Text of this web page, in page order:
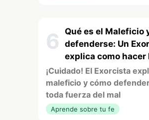
6
Qué es el Maleficio
defenderse: Un
explica como hacer
¡Cuidado! El Exorcista
maleficio y cómo
toda fuerza del mal
Aprende sobre tu fe